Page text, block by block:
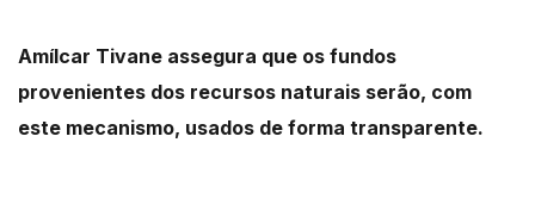
Amílcar Tivane assegura que os fundos
provenientes dos recursos naturais serão, com
este mecanismo, usados de forma transparente.